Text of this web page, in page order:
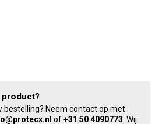
bestelling? Neem contact op met
of+31 50 4090773 . Wij